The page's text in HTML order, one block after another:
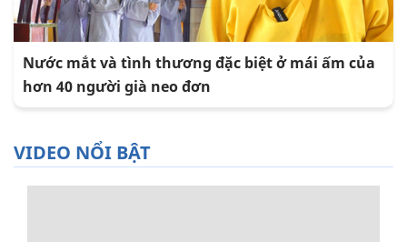
Nước mắt và tình thương đặc biệt ở mái ấm của
hơn 40 người già neo đơn
VIDEO NỔI BẬT